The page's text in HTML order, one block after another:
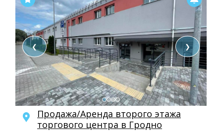
❮ ❯
Продажа/Аренда второго этажа
торгового центра в Гродно